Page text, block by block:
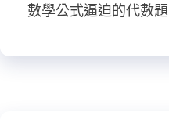
數學公式逼迫的代數